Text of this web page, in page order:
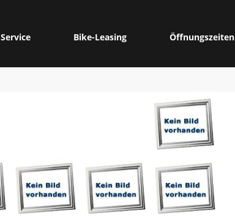
Service Bike-Leasing Öffnungszeiten